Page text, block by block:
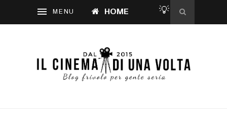
HOME 💡